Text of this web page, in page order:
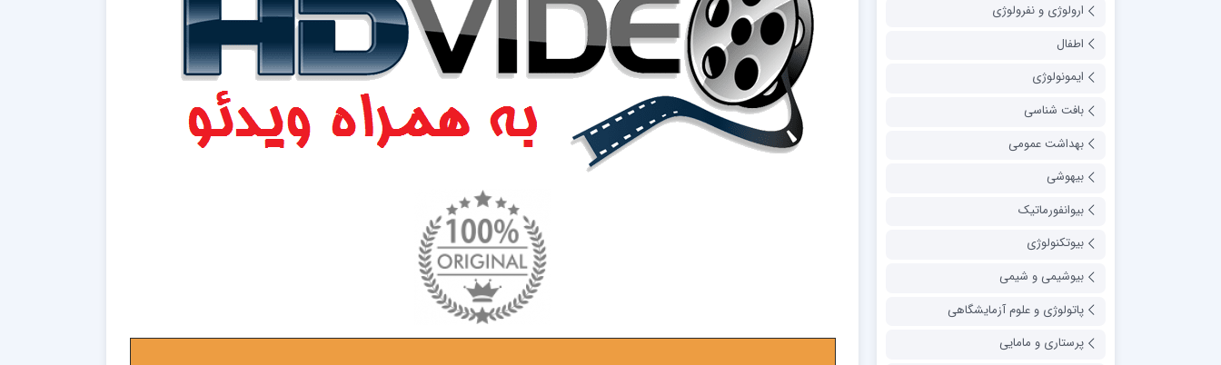
ارولوژی و نفرولوژی
اطفال
ایمونولوژی
بافت شناسی
بهداشت عمومی
بیهوشی
بیوانفورماتیک
بیوتکنولوژی
بیوشیمی و شیمی
پاتولوژی و علوم آزمایشگاهی
پرستاری و مامایی